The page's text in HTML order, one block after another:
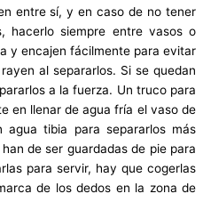
entre sí, y en caso de no tener
hacerlo siempre entre vasos o
y encajen fácilmente para evitar
al separarlos. Si se quedan
a la fuerza. Un truco para
en llenar de agua fría el vaso de
tibia para separarlos más
de ser guardadas de pie para
para servir, hay que cogerlas
de los dedos en la zona de